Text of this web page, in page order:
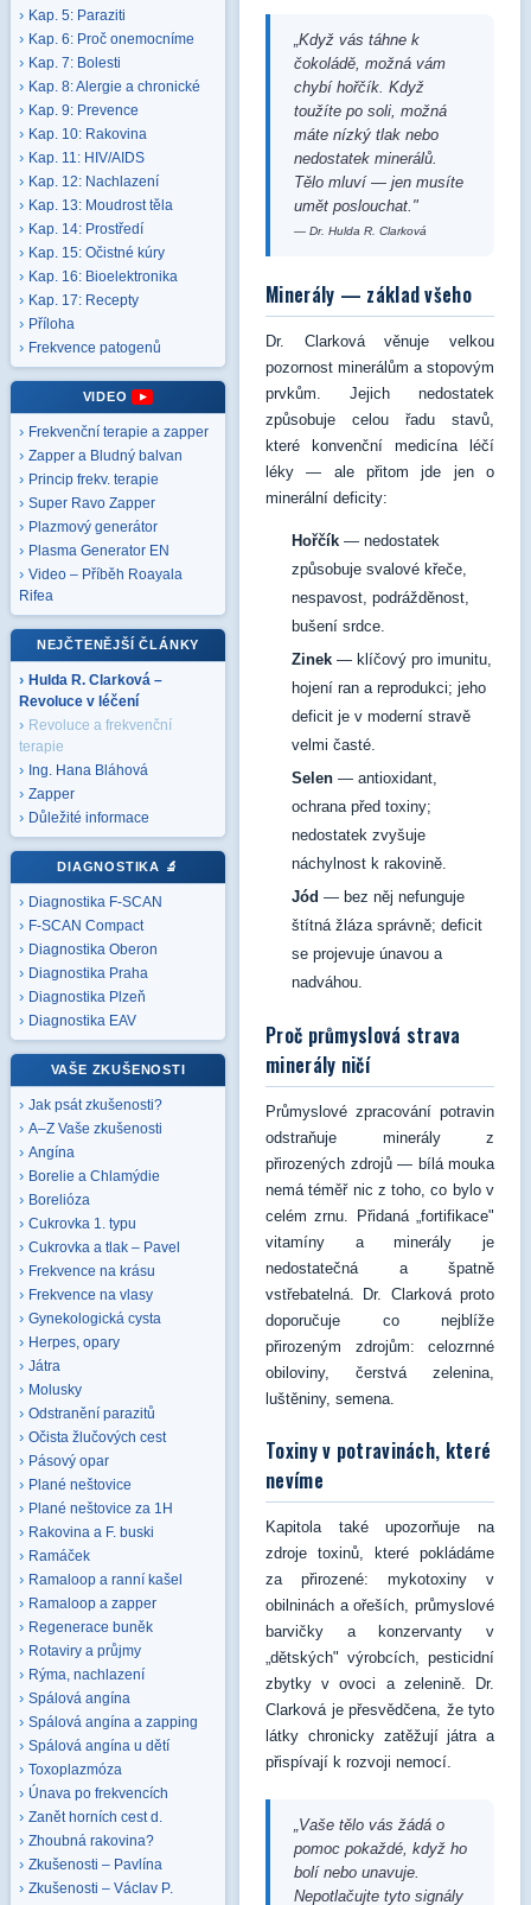
Kap. 5: Paraziti
Kap. 6: Proč onemocníme
Kap. 7: Bolesti
Kap. 8: Alergie a chronické
Kap. 9: Prevence
Kap. 10: Rakovina
Kap. 11: HIV/AIDS
Kap. 12: Nachlazení
Kap. 13: Moudrost těla
Kap. 14: Prostředí
Kap. 15: Očistné kúry
Kap. 16: Bioelektronika
Kap. 17: Recepty
Příloha
Frekvence patogenů
VIDEO
Frekvenční terapie a zapper
Zapper a Bludný balvan
Princip frekv. terapie
Super Ravo Zapper
Plazmový generátor
Plasma Generator EN
Video – Příběh Roayala
Rifea
NEJČTENĚJŠÍ ČLÁNKY
Hulda R. Clarková –
Revoluce v léčení
Revoluce a frekvenční
terapie
Ing. Hana Bláhová
Zapper
Důležité informace
DIAGNOSTIKA 🔬
Diagnostika F-SCAN
F-SCAN Compact
Diagnostika Oberon
Diagnostika Praha
Diagnostika Plzeň
Diagnostika EAV
VAŠE ZKUŠENOSTI
Jak psát zkušenosti?
A–Z Vaše zkušenosti
Angína
Borelie a Chlamýdie
Borelióza
Cukrovka 1. typu
Cukrovka a tlak – Pavel
Frekvence na krásu
Frekvence na vlasy
Gynekologická cysta
Herpes, opary
Játra
Molusky
Odstranění parazitů
Očista žlučových cest
Pásový opar
Plané neštovice
Plané neštovice za 1H
Rakovina a F. buski
Ramáček
Ramaloop a ranní kašel
Ramaloop a zapper
Regenerace buněk
Rotaviry a průjmy
Rýma, nachlazení
Spálová angína
Spálová angína a zapping
Spálová angína u dětí
Toxoplazmóza
Únava po frekvencích
Zanět horních cest d.
Zhoubná rakovina?
Zkušenosti – Pavlína
Zkušenosti – Václav P.
„Když vás táhne k
čokoládě, možná vám
chybí hořčík. Když
toužíte po soli, možná
máte nízký tlak nebo
nedostatek minerálů.
Tělo mluví — jen musíte
umět poslouchat."
— Dr. Hulda R. Clarková
Minerály — základ všeho
Dr. Clarková věnuje velkou
pozornost minerálům a stopovým
prvkům. Jejich nedostatek
způsobuje celou řadu stavů,
které konvenční medicína léčí
léky — ale přitom jde jen o
minerální deficity:
Hořčík — nedostatek
způsobuje svalové křeče,
nespavost, podrážděnost,
bušení srdce.
Zinek — klíčový pro imunitu,
hojení ran a reprodukci; jeho
deficit je v moderní stravě
velmi časté.
Selen — antioxidant,
ochrana před toxiny;
nedostatek zvyšuje
náchylnost k rakovině.
Jód — bez něj nefunguje
štítná žláza správně; deficit
se projevuje únavou a
nadváhou.
Proč průmyslová strava
minerály ničí
Průmyslové zpracování potravin
odstraňuje minerály z
přirozených zdrojů — bílá mouka
nemá téměř nic z toho, co bylo v
celém zrnu. Přidaná „fortifikace"
vitamíny a minerály je
nedostatečná a špatně
vstřebatelná. Dr. Clarková proto
doporučuje co nejblíže
přirozeným zdrojům: celozrnné
obiloviny, čerstvá zelenina,
luštěniny, semena.
Toxiny v potravinách, které
nevíme
Kapitola také upozorňuje na
zdroje toxinů, které pokládáme
za přirozené: mykotoxiny v
obilninách a ořeších, průmyslové
barvičky a konzervanty v
„dětských" výrobcích, pesticidní
zbytky v ovoci a zelenině. Dr.
Clarková je přesvědčena, že tyto
látky chronicky zatěžují játra a
přispívají k rozvoji nemocí.
„Vaše tělo vás žádá o
pomoc pokaždé, když ho
bolí nebo unavuje.
Nepotlačujte tyto signály